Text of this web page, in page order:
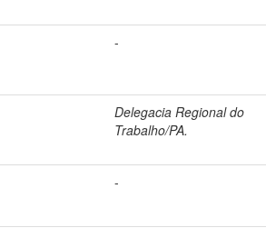
-
Delegacia Regional do
Trabalho/PA.
-